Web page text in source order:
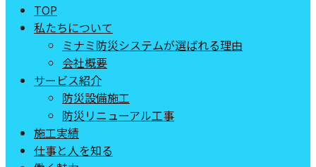
TOP
私たちについて
ミナミ防災システムが選ばれる理由
会社概要
サービス紹介
防災設備施工
防災リニューアル工事
施工実績
仕事と人を知る